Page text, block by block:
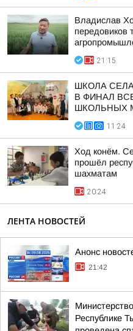
Владислав
передовиков
21:15
ШКОЛА
В ФИНАЛ
ШКОЛЬНЫХ
11:24
Ход конём.
прошёл
шахматам
20:24
ЛЕНТА НОВОСТЕЙ
Анонс
21:42
Республике